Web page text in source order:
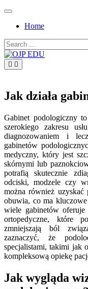
Skip
contentHome
Search
for:
Jak działa
Gabinet podologiczny
szerokiego zakresu
diagnozowaniem i
gabinetów
medyczny, który jest
skórnymi lub
potrafią skutecznie
odciski, modzele czy
można również uzyskać
obuwia, co ma
wiele gabinetów
ortopedyczne, które
zmniejszają ból
zaznaczyć, że
specjalistami, takimi jak
kompleksową opiekę
Jak wygląda